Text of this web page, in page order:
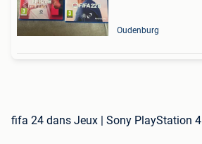
Oudenburg
fifa 24 dans Jeux | Sony PlayStation 4